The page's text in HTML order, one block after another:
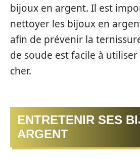
bijoux en argent. Il est
nettoyer les bijoux en
afin de prévenir la
de soude est facile à
cher.
ENTRETENIR SES
ARGENT